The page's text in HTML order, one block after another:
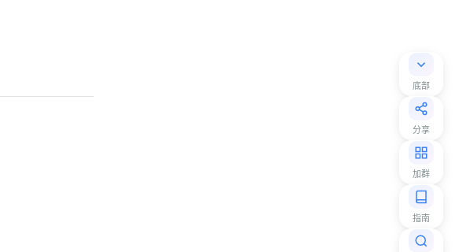
底部
分享
加群
指南